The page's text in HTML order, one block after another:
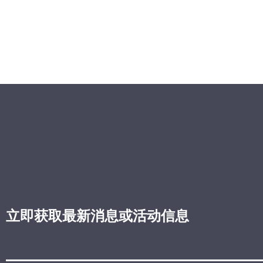
立即获取最新消息或活动信息